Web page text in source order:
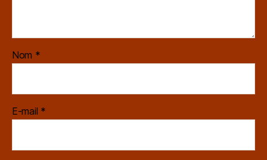
Nom *
E-mail *